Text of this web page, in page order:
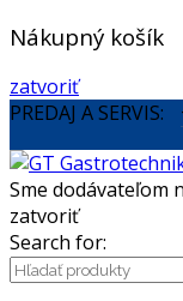
Nákupný košík
zatvoriť
PREDAJ A SERVIS:
Sme dodávateľom
zatvoriť
Search for: